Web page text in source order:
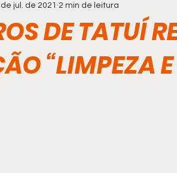
DE TATUÍ
“LIMPEZA
de jul. de 2021 2 min de leitura